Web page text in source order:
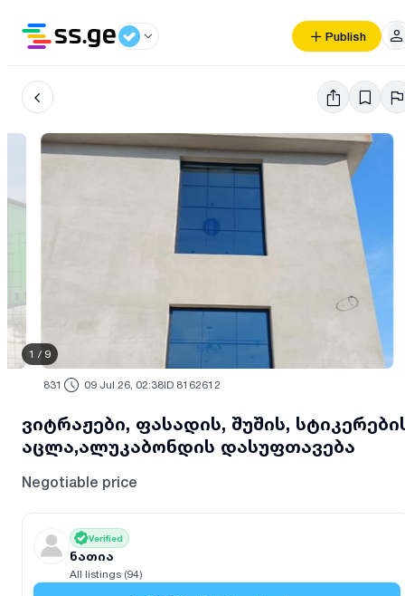
Publish
1 / 9
831 09 Jul 26, 02:38ID 8162612
ვიტრაჟები, ფასადის, შუშის,
აცლა,ალუკაბონდის დასუფთავება
Negotiable price
Verified
ნათია
All listings (94)